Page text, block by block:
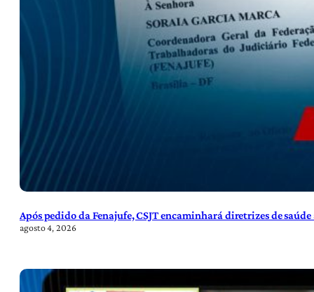
Após pedido da Fenajufe, CSJT encaminhará diretrizes de
agosto 4, 2026